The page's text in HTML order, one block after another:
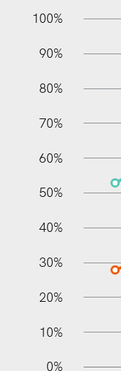
100%
100%
90%
80%
70%
60%
50%
40%
30%
20%
10%
0%